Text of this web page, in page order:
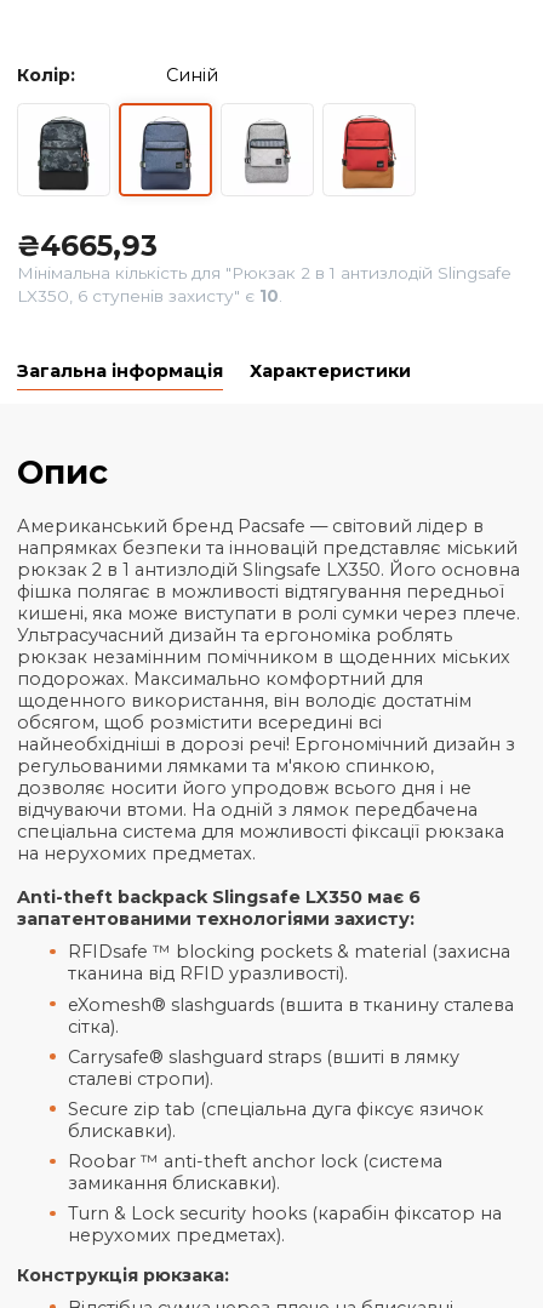
Колір: Синій
₴4665,93
Загальна інформація Характеристики
Опис
Американський бренд Pacsafe — світовий лідер в
напрямках безпеки та інновацій представляє
рюкзак 2 в 1 антизлодій Slingsafe LX350. Його
фішка полягає в можливості відтягування
кишені, яка може виступати в ролі сумки через
Ультрасучасний дизайн та ергономіка роблять
рюкзак незамінним помічником в щоденних
щоденного використання, він володіє достатнім
обсягом, щоб розмістити всередині всі
найнеобхідніші в дорозі речі! Ергономічний
регульованими лямками та м'якою спинкою,
дозволяє носити його упродовж всього дня і не
відчуваючи втоми. На одній з лямок передбачена
спеціальна система для можливості фіксації
на нерухомих предметах.
Anti-theft backpack Slingsafe LX350 має 6
запатентованими технологіями захисту:
RFIDsafe ™ blocking pockets & material
тканина від RFID уразливості).
eXomesh® slashguards (вшита в тканину
Carrysafe® slashguard straps (вшиті в лямку